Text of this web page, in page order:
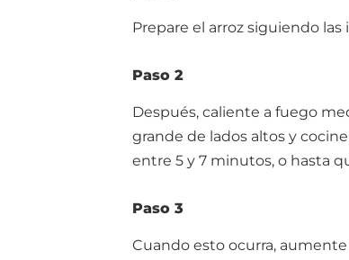
Prepare el arroz siguiendo
Paso 2
Después, caliente a fuego
grande de lados altos y
entre 5 y 7 minutos, o hasta
Paso 3
Cuando esto ocurra,